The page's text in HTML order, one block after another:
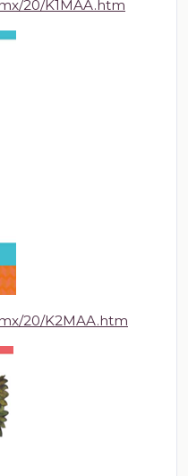
20/K1MAA.htm
20/K2MAA.htm